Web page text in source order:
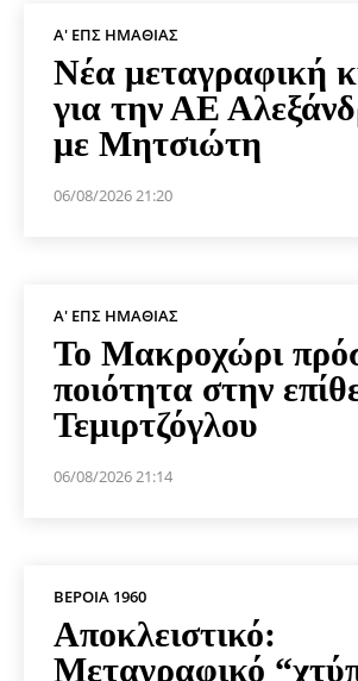
Α' ΕΠΣ ΗΜΑΘΊΑΣ
Νέα μεταγραφική
για την ΑΕ
με Μητσιώτη
06/08/2026 21:20
Α' ΕΠΣ ΗΜΑΘΊΑΣ
Το Μακροχώρι
ποιότητα στην
Τεμιρτζόγλου
06/08/2026 21:14
ΒΕΡΟΙΑ 1960
Αποκλειστικό:
Μεταγραφικό